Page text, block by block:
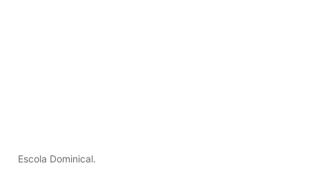
Escola Dominical.